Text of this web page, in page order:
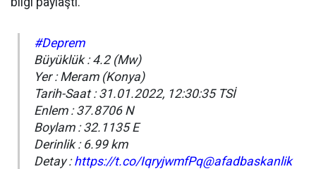
#Deprem
Büyüklük : 4.2 (Mw)
Yer : Meram (Konya)
Tarih-Saat : 31.01.2022, 12:30:35 TSİ
Enlem : 37.8706 N
Boylam : 32.1135 E
Derinlik : 6.99 km
Detay :https://t.co/IqryjwmfPq@afadbaskanlik